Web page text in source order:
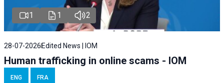
1 1 2
28-07-2026Edited News | IOM
Human trafficking in online scams - IOM
ENG FRA